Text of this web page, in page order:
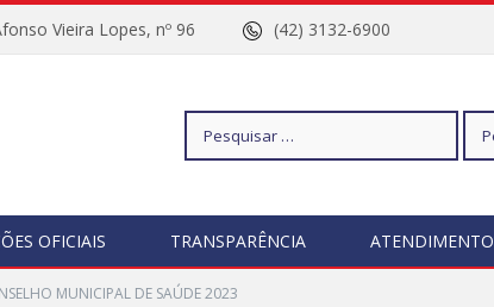
Vieira Lopes, nº 96 (42) 3132-6900
Pesquisar
por:
OFICIAIS TRANSPARÊNCIA ATENDIMENTO
MUNICIPAL DE SAÚDE 2023